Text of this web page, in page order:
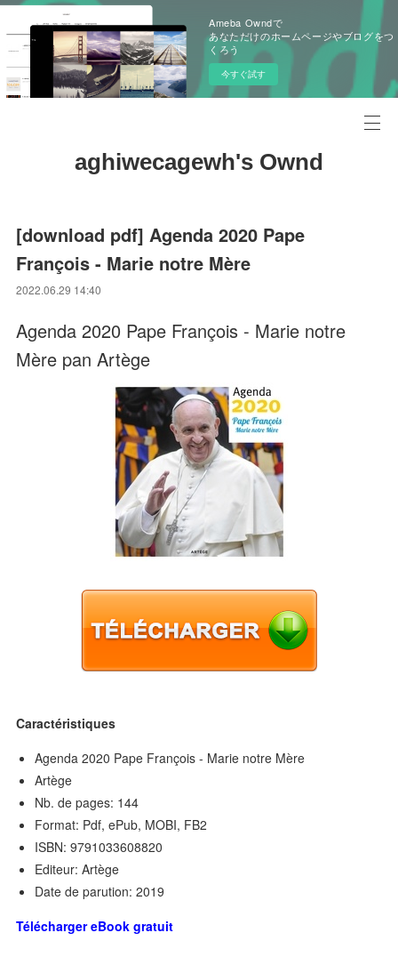
Ameba Owndで
あなただけのホームページやブログをつ
くろう
今すぐ試す
aghiwecagewh's Ownd
[download pdf] Agenda 2020 Pape
François - Marie notre Mère
2022.06.29 14:40
Agenda 2020 Pape François - Marie notre
Mère pan Artège
Caractéristiques
Agenda 2020 Pape François - Marie notre Mère
Artège
Nb. de pages: 144
Format: Pdf, ePub, MOBI, FB2
ISBN: 9791033608820
Editeur: Artège
Date de parution: 2019
Télécharger eBook gratuit